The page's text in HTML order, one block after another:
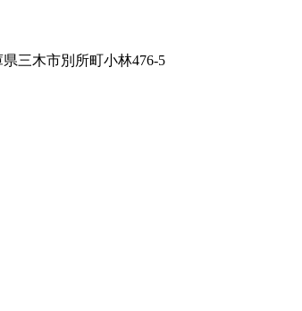
三木市別所町小林476-5